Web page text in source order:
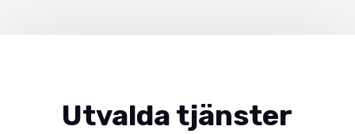
Utvalda tjänster